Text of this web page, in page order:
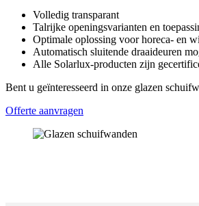
Volledig transparant
Talrijke openingsvarianten en
Optimale oplossing voor horeca- en
Automatisch sluitende draaideuren
Alle Solarlux-producten zijn
Bent u geïnteresseerd in onze glazen
Offerte aanvragen